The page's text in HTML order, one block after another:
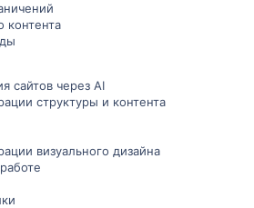
контента
сайтов через AI
структуры и контента
визуального дизайна